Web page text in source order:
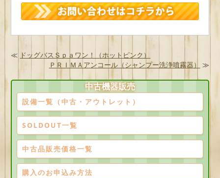
≪ ドッグバスＳｐａワン！（ホットピンク）
ＰＲＩＭＡアンコール（シャンプー洗浄噴霧器）
≫
中古機器販売
設備一覧（中古・アウトレット）
SOLDOUT一覧
中古品販売価格一覧
購入のお申込み方法